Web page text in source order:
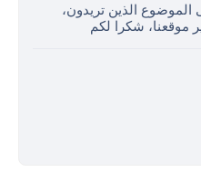
الموضوع الذين تريدون،
موقعنا، شكرا لكم